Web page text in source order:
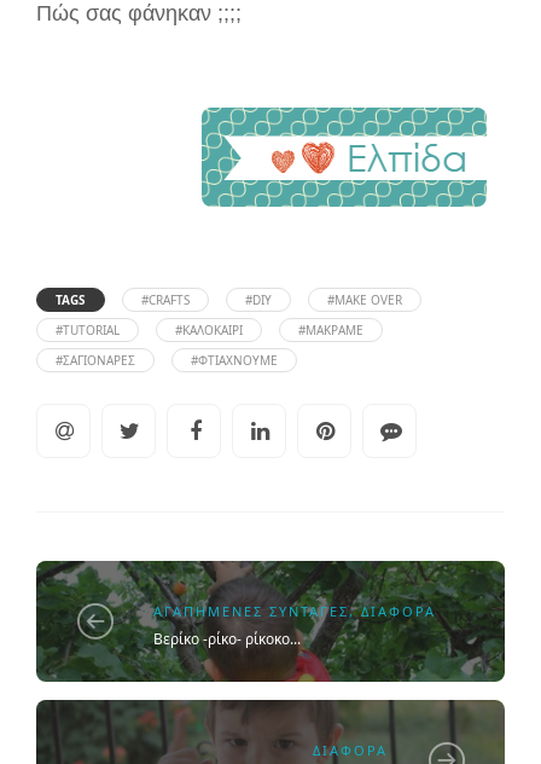
Πώς σας φάνηκαν ;;;;
TAGS #CRAFTS #DIY
#MAKE OVER
#TUTORIAL
#ΚΑΛΟΚΑΊΡΙ
#ΜΑΚΡΑΜΈ
#ΣΑΓΙΟΝΆΡΕΣ
#ΦΤΙΆΧΝΟΥΜΕ
ΑΓΑΠΗΜΈΝΕΣ ΣΥΝΤΑΓΈΣ,ΔΙΆΦΟΡΑ
Βερίκο -ρίκο- ρίκοκο...
ΔΙΆΦΟΡΑ